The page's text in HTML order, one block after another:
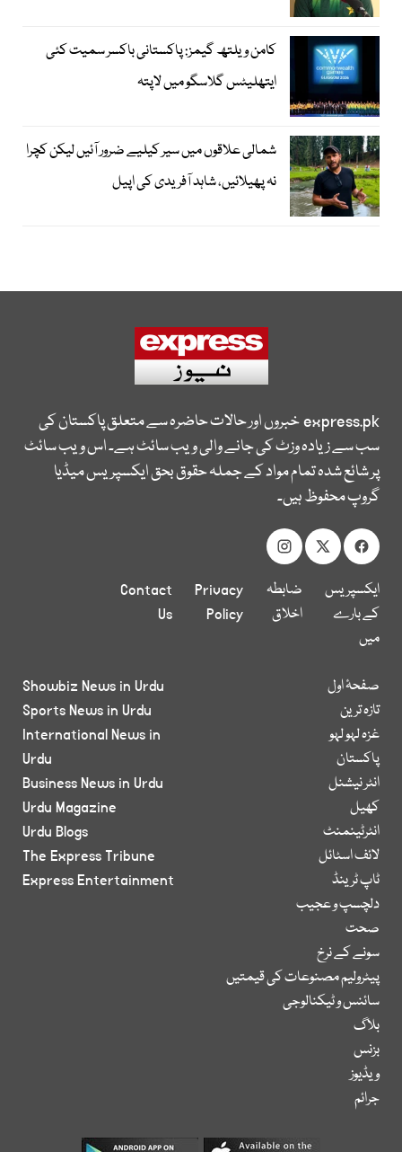
کامن ویلتھ گیمز: پاکستانی باکسر سمیت کئی
ایتھلیٹس گلاسگو میں لاپتہ
شمالی علاقوں میں سیر کیلیے ضرور آئیں لیکن کچرا
نہ پھیلائیں، شاہد آفریدی کی اپیل
express.pkخبروں اور حالات حاضرہ سے متعلق پاکستان کی
سب سے زیادہ وزٹ کی جانے والی ویب سائٹ ہے۔ اس ویب سائٹ
پر شائع شدہ تمام مواد کے جملہ حقوق بحق ایکسپریس میڈیا
گروپ محفوظ ہیں۔
ایکسپریس
کے بارے
میں
ضابطہ
اخلاق
Privacy
Policy
Contact
Us
صفحۂ اول
تازہ ترین
غزہ لہو لہو
پاکستان
انٹر نیشنل
کھیل
انٹرٹینمنٹ
لائف اسٹائل
ٹاپ ٹرینڈ
دلچسپ و عجیب
صحت
سونے کے نرخ
پیٹرولیم مصنوعات کی قیمتیں
سائنس و ٹیکنالوجی
بلاگ
بزنس
ویڈیوز
جرائم
Showbiz News in Urdu
Sports News in Urdu
International News in
Urdu
Business News in Urdu
Urdu Magazine
Urdu Blogs
The Express Tribune
Express Entertainment